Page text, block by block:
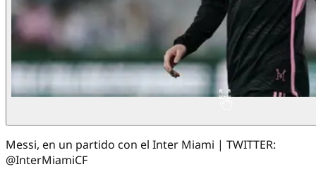
Messi, en un partido con el Inter Miami | TWITTER:
@InterMiamiCF